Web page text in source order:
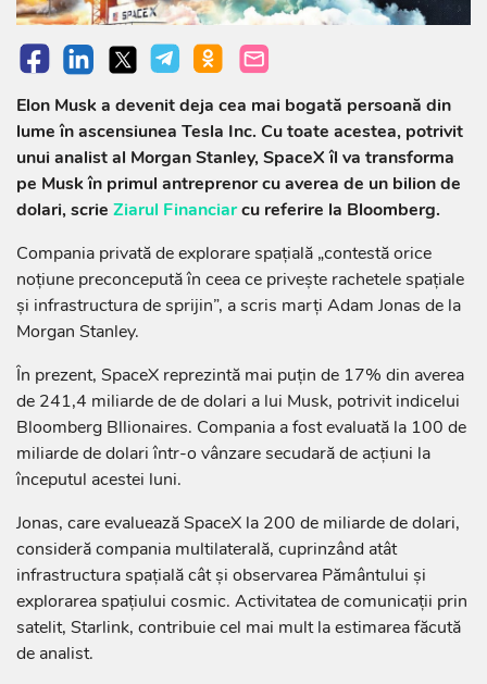
Elon Musk a devenit deja cea mai bogată persoană din
lume în ascensiunea Tesla Inc. Cu toate acestea, potrivit
unui analist al Morgan Stanley, SpaceX îl va transforma
pe Musk în primul antreprenor cu averea de un bilion de
dolari, scrie Ziarul Financiarcu referire la Bloomberg.
Compania privată de explorare spaţială „contestă orice
noţiune preconcepută în ceea ce priveşte rachetele spaţiale
şi infrastructura de sprijin”, a scris marţi Adam Jonas de la
Morgan Stanley.
În prezent, SpaceX reprezintă mai puţin de 17% din averea
de 241,4 miliarde de de dolari a lui Musk, potrivit indicelui
Bloomberg Bllionaires. Compania a fost evaluată la 100 de
miliarde de dolari într-o vânzare secudară de acţiuni la
începutul acestei luni.
Jonas, care evaluează SpaceX la 200 de miliarde de dolari,
consideră compania multilaterală, cuprinzând atât
infrastructura spaţială cât şi observarea Pământului şi
explorarea spaţiului cosmic. Activitatea de comunicaţii prin
satelit, Starlink, contribuie cel mai mult la estimarea făcută
de analist.